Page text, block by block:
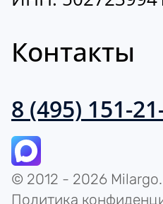
Контакты
8 (495) 151-
© 2012 - 2026
Политика